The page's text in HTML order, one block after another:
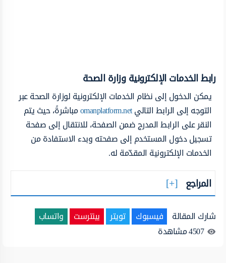
رابط الخدمات الإلكترونية وزارة الصحة
يمكن الدخول إلى نظام الخدمات الإلكترونية لوزارة الصحة عبر
التوجه إلى الرابط التاليomanplatform.netمباشرةً، حيث يتم
النقر على الرابط المدرج ضمن الصفحة، للانتقال إلى صفحة
تسجيل دخول المستخدم إلى صفحته وبدء الاستفادة من
الخدمات الإلكترونية المقدّمة له.
المراجع
شارك المقالة فيسبوك تويتر بينترست
واتساب
4507مشاهدة